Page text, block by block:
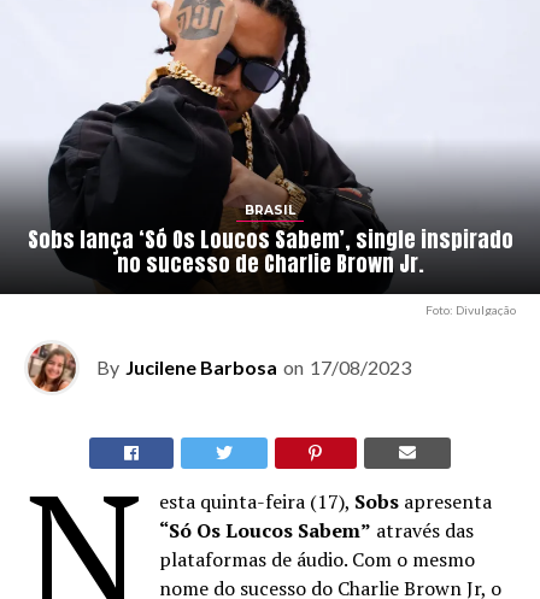
BRASIL
Sobs lança ‘Só Os Loucos Sabem’, single inspirado
no sucesso de Charlie Brown Jr.
Foto: Divulgação
By Jucilene Barbosa on 17/08/2023
N esta quinta-feira (17), Sobs apresenta
“Só Os Loucos Sabem” através das
plataformas de áudio. Com o mesmo
nome do sucesso do Charlie Brown Jr, o